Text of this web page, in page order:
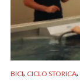
BICI, CICLO STORICA,